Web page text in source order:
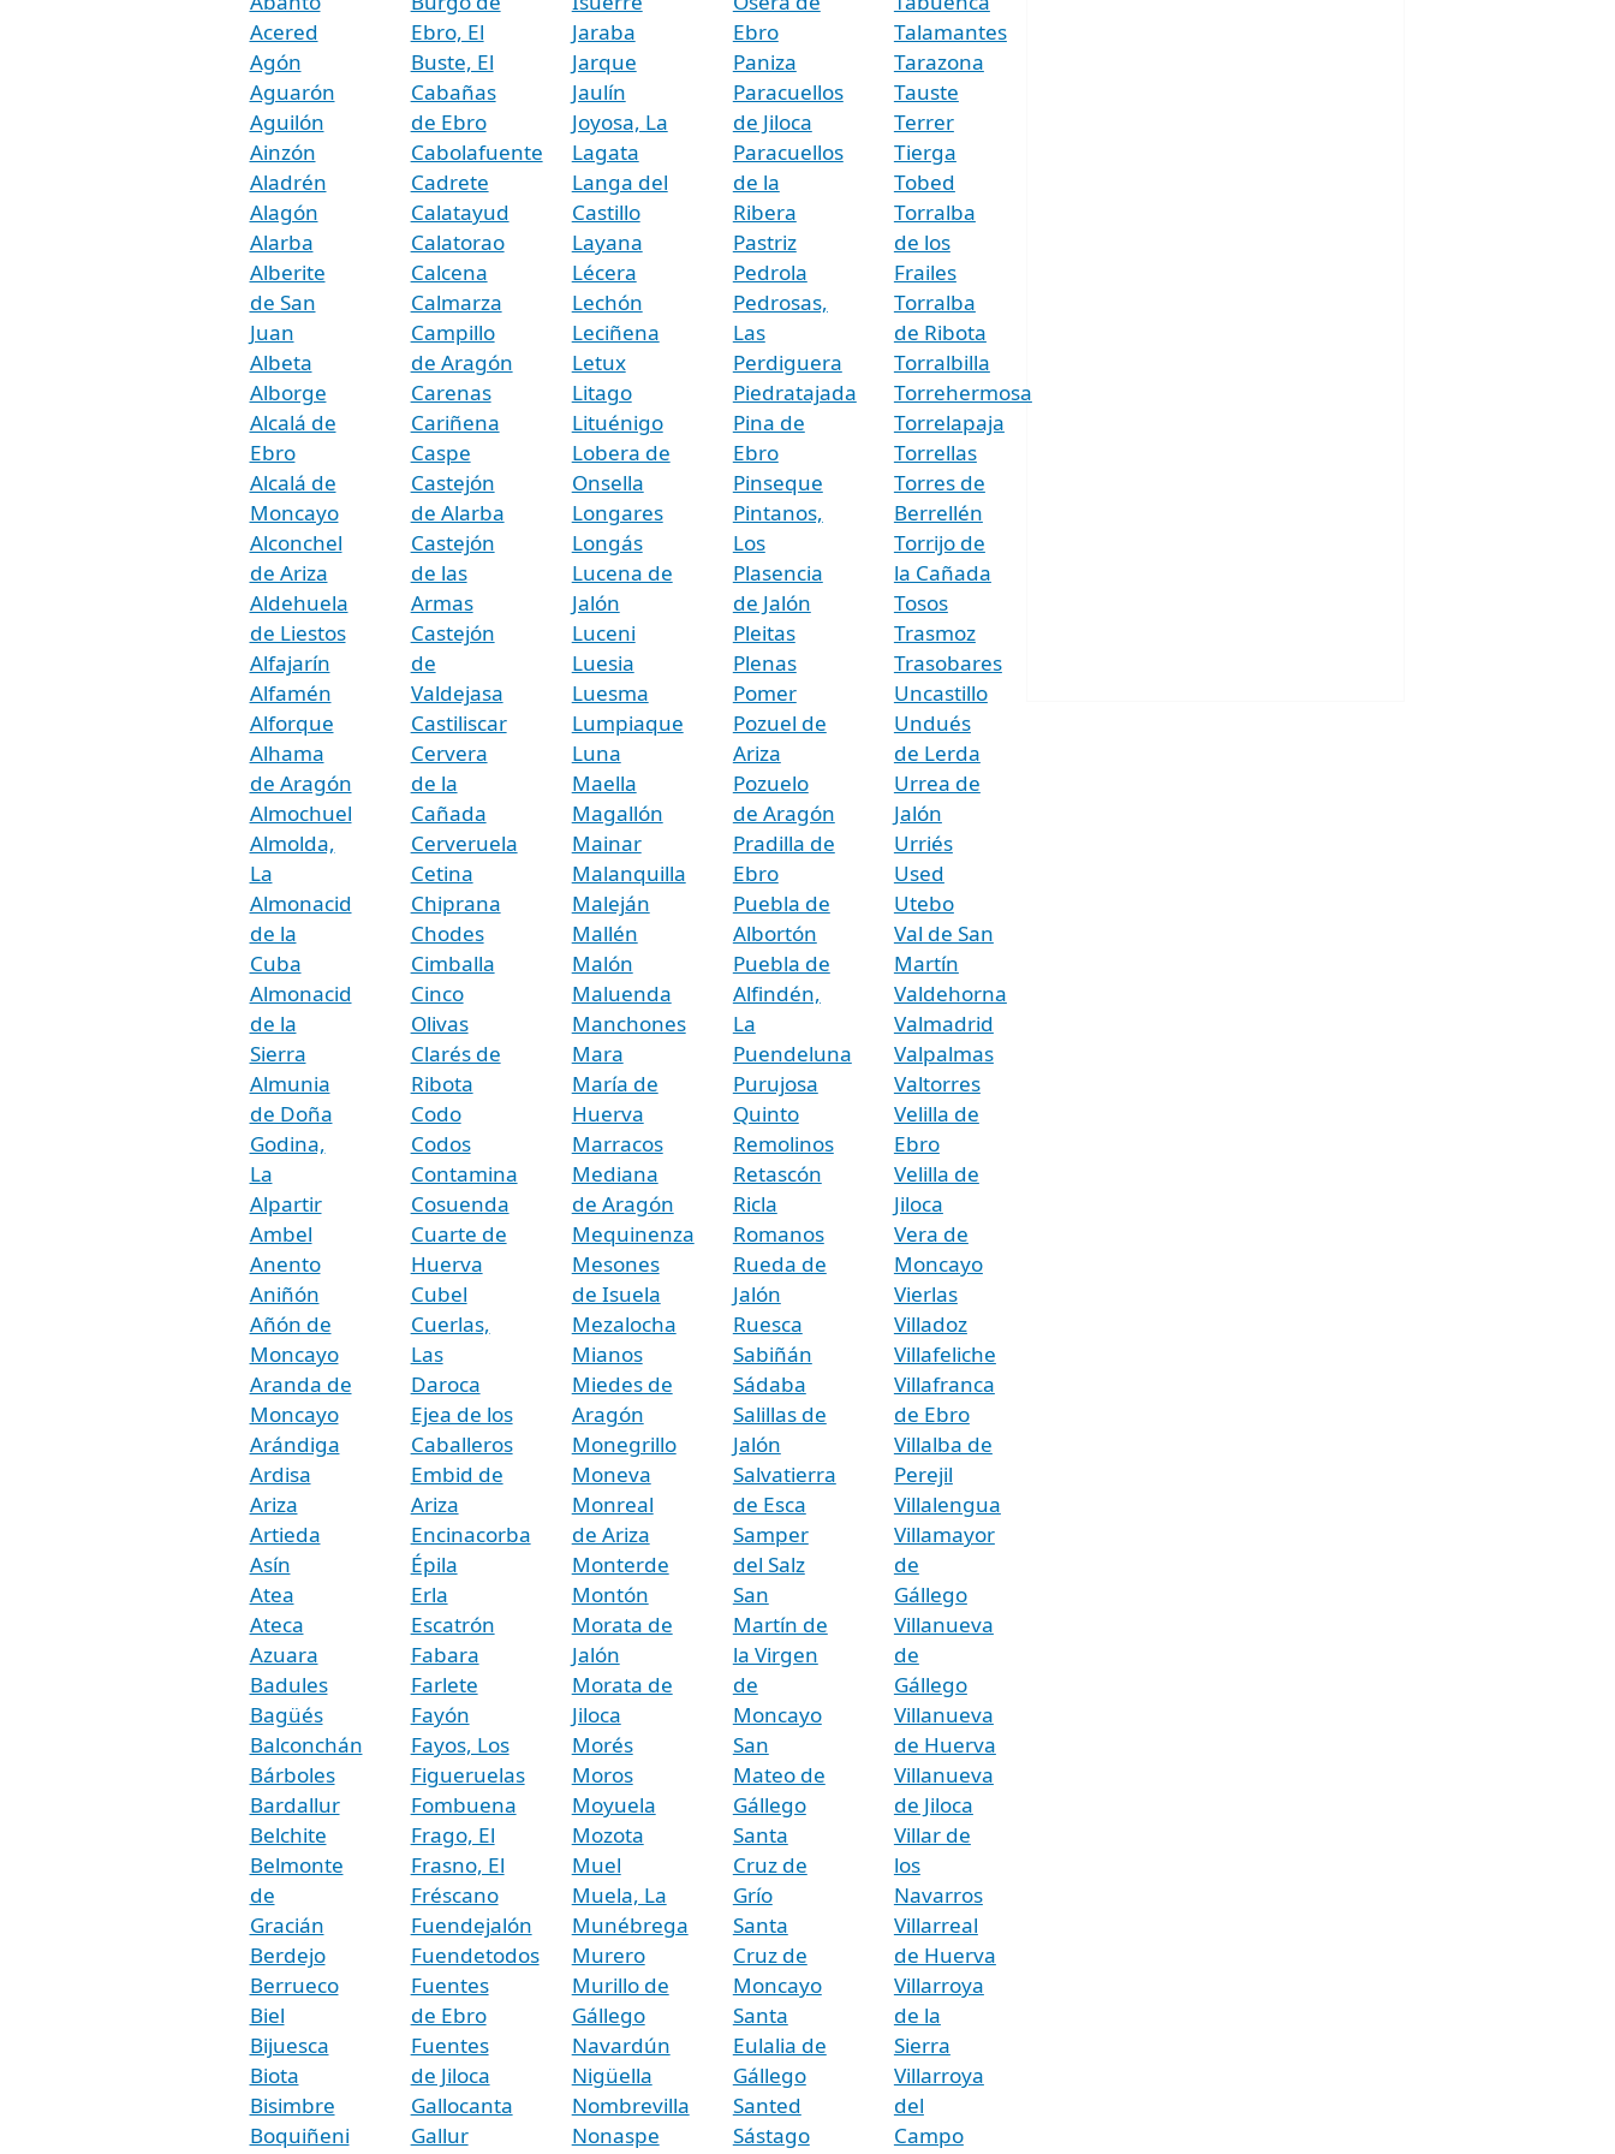
Acered
Agón
Aguarón
Aguilón
Ainzón
Aladrén
Alagón
Alarba
Alberite
de San
Juan
Albeta
Alborge
Alcalá de
Ebro
Alcalá de
Moncayo
Alconchel
de Ariza
Aldehuela
de Liestos
Alfajarín
Alfamén
Alforque
Alhama
de Aragón
Almochuel
Almolda,
La
Almonacid
de la
Cuba
Almonacid
de la
Sierra
Almunia
de Doña
Godina,
La
Alpartir
Ambel
Anento
Aniñón
Añón de
Moncayo
Aranda de
Moncayo
Arándiga
Ardisa
Ariza
Artieda
Asín
Atea
Ateca
Azuara
Badules
Bagüés
Balconchán
Bárboles
Bardallur
Belchite
Belmonte
de
Gracián
Berdejo
Berrueco
Biel
Bijuesca
Biota
Bisimbre
Boquiñeni
Ebro, El
Buste, El
Cabañas
de Ebro
Cabolafuente
Cadrete
Calatayud
Calatorao
Calcena
Calmarza
Campillo
de Aragón
Carenas
Cariñena
Caspe
Castejón
de Alarba
Castejón
de las
Armas
Castejón
de
Valdejasa
Castiliscar
Cervera
de la
Cañada
Cerveruela
Cetina
Chiprana
Chodes
Cimballa
Cinco
Olivas
Clarés de
Ribota
Codo
Codos
Contamina
Cosuenda
Cuarte de
Huerva
Cubel
Cuerlas,
Las
Daroca
Ejea de los
Caballeros
Embid de
Ariza
Encinacorba
Épila
Erla
Escatrón
Fabara
Farlete
Fayón
Fayos, Los
Figueruelas
Fombuena
Frago, El
Frasno, El
Fréscano
Fuendejalón
Fuendetodos
Fuentes
de Ebro
Fuentes
de Jiloca
Gallocanta
Gallur
Jaraba
Jarque
Jaulín
Joyosa, La
Lagata
Langa del
Castillo
Layana
Lécera
Lechón
Leciñena
Letux
Litago
Lituénigo
Lobera de
Onsella
Longares
Longás
Lucena de
Jalón
Luceni
Luesia
Luesma
Lumpiaque
Luna
Maella
Magallón
Mainar
Malanquilla
Maleján
Mallén
Malón
Maluenda
Manchones
Mara
María de
Huerva
Marracos
Mediana
de Aragón
Mequinenza
Mesones
de Isuela
Mezalocha
Mianos
Miedes de
Aragón
Monegrillo
Moneva
Monreal
de Ariza
Monterde
Montón
Morata de
Jalón
Morata de
Jiloca
Morés
Moros
Moyuela
Mozota
Muel
Muela, La
Munébrega
Murero
Murillo de
Gállego
Navardún
Nigüella
Nombrevilla
Nonaspe
Ebro
Paniza
Paracuellos
de Jiloca
Paracuellos
de la
Ribera
Pastriz
Pedrola
Pedrosas,
Las
Perdiguera
Piedratajada
Pina de
Ebro
Pinseque
Pintanos,
Los
Plasencia
de Jalón
Pleitas
Plenas
Pomer
Pozuel de
Ariza
Pozuelo
de Aragón
Pradilla de
Ebro
Puebla de
Albortón
Puebla de
Alfindén,
La
Puendeluna
Purujosa
Quinto
Remolinos
Retascón
Ricla
Romanos
Rueda de
Jalón
Ruesca
Sabiñán
Sádaba
Salillas de
Jalón
Salvatierra
de Esca
Samper
del Salz
San
Martín de
la Virgen
de
Moncayo
San
Mateo de
Gállego
Santa
Cruz de
Grío
Santa
Cruz de
Moncayo
Santa
Eulalia de
Gállego
Santed
Sástago
Talamantes
Tarazona
Tauste
Terrer
Tierga
Tobed
Torralba
de los
Frailes
Torralba
de Ribota
Torralbilla
Torrehermosa
Torrelapaja
Torrellas
Torres de
Berrellén
Torrijo de
la Cañada
Tosos
Trasmoz
Trasobares
Uncastillo
Undués
de Lerda
Urrea de
Jalón
Urriés
Used
Utebo
Val de San
Martín
Valdehorna
Valmadrid
Valpalmas
Valtorres
Velilla de
Ebro
Velilla de
Jiloca
Vera de
Moncayo
Vierlas
Villadoz
Villafeliche
Villafranca
de Ebro
Villalba de
Perejil
Villalengua
Villamayor
de
Gállego
Villanueva
de
Gállego
Villanueva
de Huerva
Villanueva
de Jiloca
Villar de
los
Navarros
Villarreal
de Huerva
Villarroya
de la
Sierra
Villarroya
del
Campo